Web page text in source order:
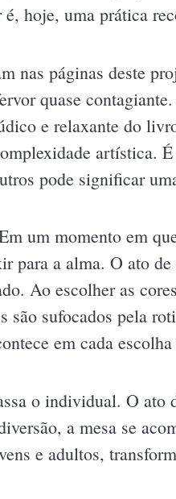
hoje, uma prática
nas páginas deste
quase
e relaxante do
artística.
pode significar
um momento em
para a alma. O ato
Ao escolher as
são sufocados pela
em cada
o individual. O
a mesa se
e adultos,